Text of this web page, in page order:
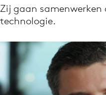
Volg het laatste
Zij gaan samenwerken
technologie.